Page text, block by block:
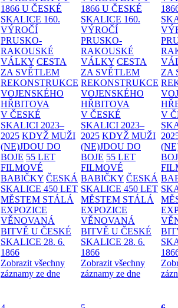
1866 U ČESKÉ
SKALICE 160.
VÝROČÍ
PRUSKO-
RAKOUSKÉ
VÁLKY CESTA
ZA SVĚTLEM
REKONSTRUKCE
VOJENSKÉHO
HŘBITOVA
V ČESKÉ
SKALICI 2023–
2025 KDYŽ MUŽI
(NE)JDOU DO
BOJE 55 LET
FILMOVÉ
BABIČKY ČESKÁ
SKALICE 450 LET
MĚSTEM STÁLÁ
EXPOZICE
VĚNOVANÁ
BITVĚ U ČESKÉ
SKALICE 28. 6.
1866
Zobrazit všechny
záznamy ze dne
1866 U ČESKÉ
SKALICE 160.
VÝROČÍ
PRUSKO-
RAKOUSKÉ
VÁLKY CESTA
ZA SVĚTLEM
REKONSTRUKCE
VOJENSKÉHO
HŘBITOVA
V ČESKÉ
SKALICI 2023–
2025 KDYŽ MUŽI
(NE)JDOU DO
BOJE 55 LET
FILMOVÉ
BABIČKY ČESKÁ
SKALICE 450 LET
MĚSTEM STÁLÁ
EXPOZICE
VĚNOVANÁ
BITVĚ U ČESKÉ
SKALICE 28. 6.
1866
Zobrazit všechny
záznamy ze dne
ZA
V